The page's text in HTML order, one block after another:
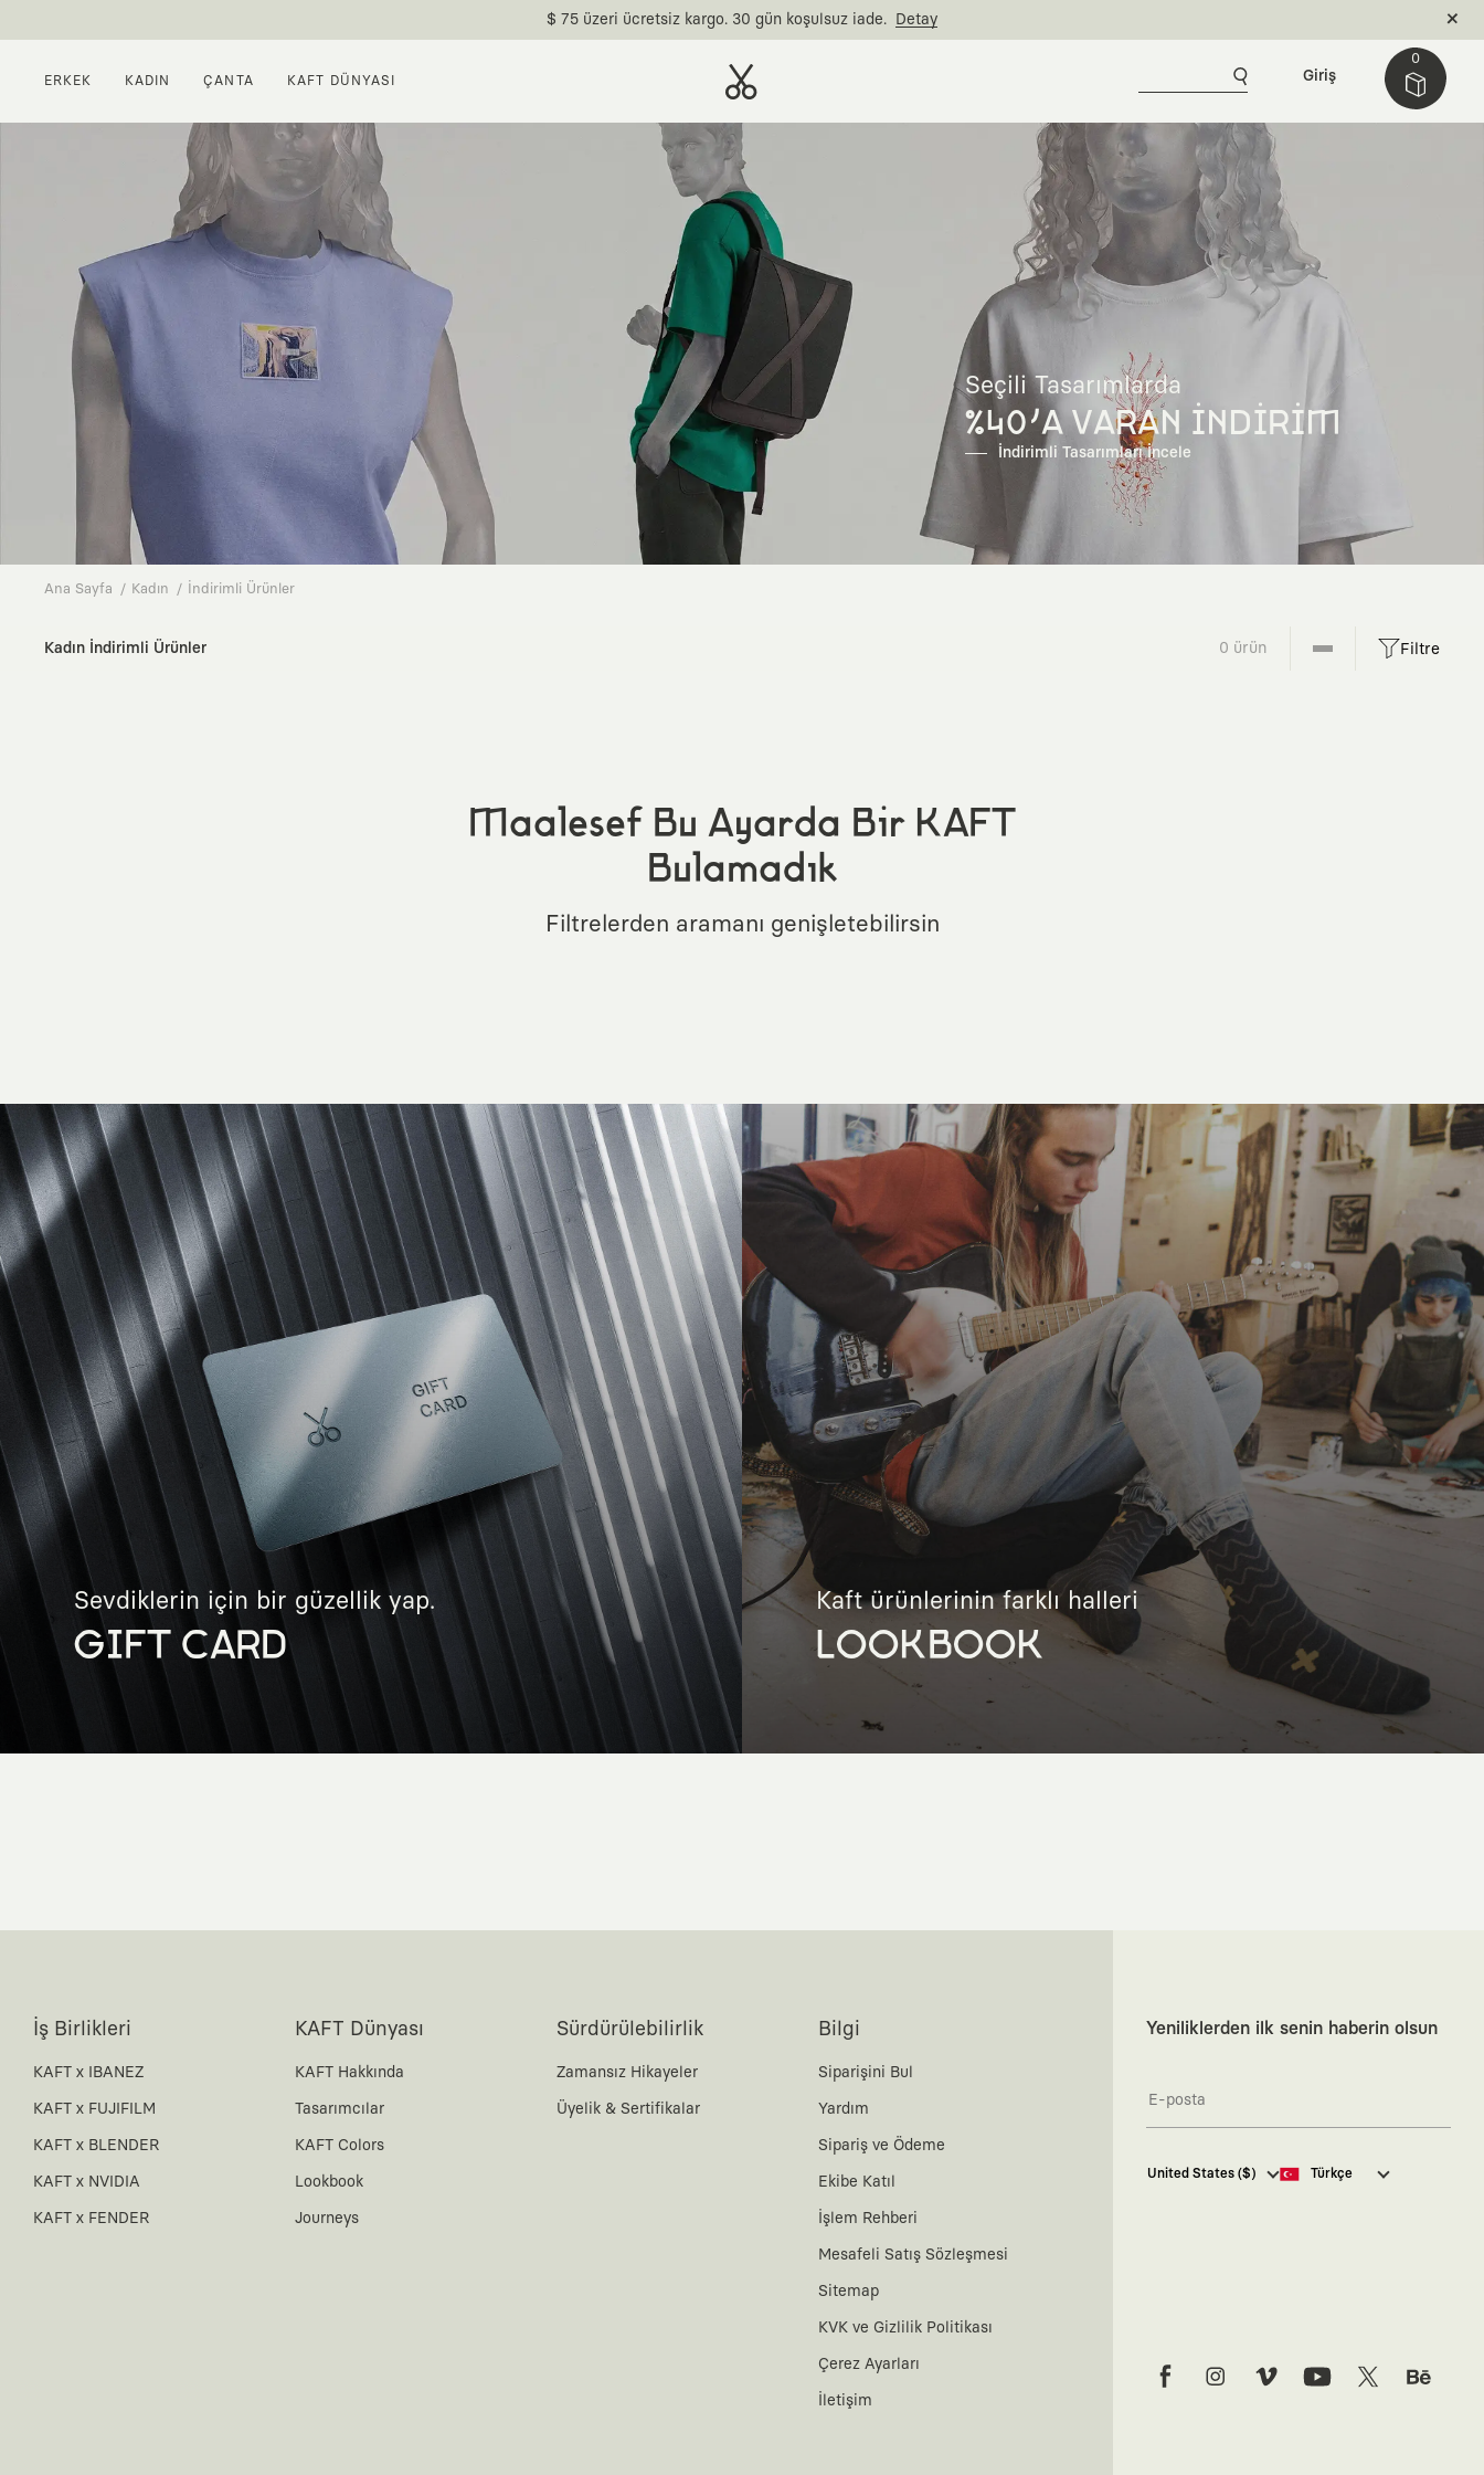
$ 75 üzeri ücretsiz kargo. 30 gün koşulsuz iade. Detay
ERKEK KADIN ÇANTA KAFT DÜNYASI
0
Giriş
Seçili Tasarımlarda
%40'A VARAN İNDİRİM
İndirimli Tasarımları İncele
Ana Sayfa Kadın İndirimli Ürünler
Kadın İndirimli Ürünler 0 ürün Filtre
Maalesef Bu Ayarda Bir KAFT
Bulamadık
Filtrelerden aramanı genişletebilirsin
Sevdiklerin için bir güzellik yap.
GIFT CARD
Kaft ürünlerinin farklı halleri
LOOKBOOK
İş Birlikleri
KAFT x IBANEZ
KAFT x FUJIFILM
KAFT x BLENDER
KAFT x NVIDIA
KAFT x FENDER
KAFT Dünyası
KAFT Hakkında
Tasarımcılar
KAFT Colors
Lookbook
Journeys
Sürdürülebilirlik
Zamansız Hikayeler
Üyelik & Sertifikalar
Bilgi
Siparişini Bul
Yardım
Sipariş ve Ödeme
Ekibe Katıl
İşlem Rehberi
Mesafeli Satış Sözleşmesi
Sitemap
KVK ve Gizlilik Politikası
Çerez Ayarları
İletişim
Yeniliklerden ilk senin haberin olsun
Kaft Tasarım Tekstil Sanayi ve
United States ($) Türkçe